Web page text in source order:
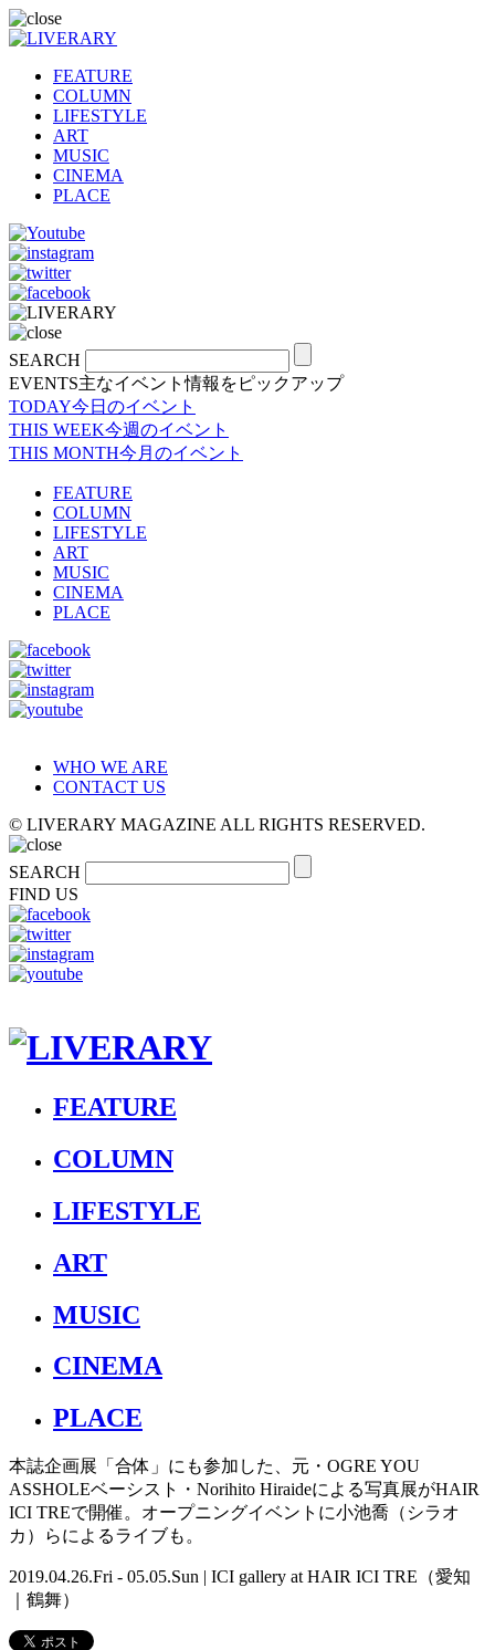
FEATURE
COLUMN
LIFESTYLE
ART
MUSIC
CINEMA
PLACE
SEARCH
EVENTS主なイベント情報をピックアップ
TODAY今日のイベント
THIS WEEK今週のイベント
THIS MONTH今月のイベント
FEATURE
COLUMN
LIFESTYLE
ART
MUSIC
CINEMA
PLACE
WHO WE ARE
CONTACT US
© LIVERARY MAGAZINE ALL RIGHTS RESERVED.
SEARCH
FIND US
FEATURE
COLUMN
LIFESTYLE
ART
MUSIC
CINEMA
PLACE
本誌企画展「合体」にも参加した、元・OGRE YOU
ASSHOLEベーシスト・Norihito Hiraideによる写真展がHAIR
ICI TREで開催。オープニングイベントに小池喬（シラオ
カ）らによるライブも。
2019.04.26.Fri - 05.05.Sun | ICI gallery at HAIR ICI TRE（愛知
｜鶴舞）